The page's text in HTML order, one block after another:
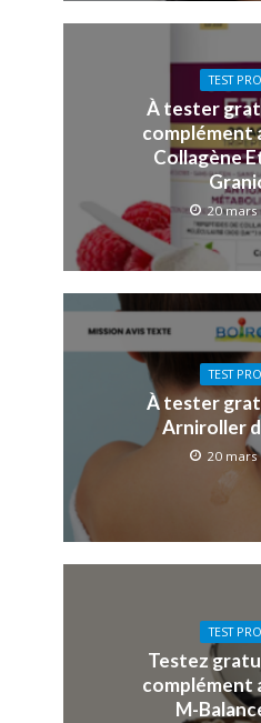
TEST
À tester
complément
Collagène
20 mars
TEST
À tester
Arniroller
20 mars
TEST
Testez
complément
M-